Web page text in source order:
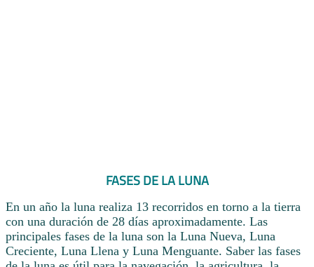
FASES DE LA LUNA
En un año la luna realiza 13 recorridos en torno a la tierra
con una duración de 28 días aproximadamente. Las
principales fases de la luna son la Luna Nueva, Luna
Creciente, Luna Llena y Luna Menguante. Saber las fases